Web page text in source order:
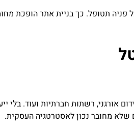
פניה תטופל. כך בניית אתר הופכת
אורגני, רשתות חברתיות ועוד.
שלא מחובר נכון לאסטרטגיה העסקית.